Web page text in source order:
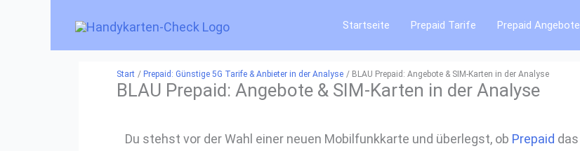
Startseite Prepaid Tarife Prepaid Angebote
Start Prepaid: Günstige 5G Tarife & Anbieter in der Analyse BLAU Prepaid: Angebote & SIM-Karten in der Analyse
BLAU Prepaid: Angebote & SIM-Karten in der Analyse
Du stehst vor der Wahl einer neuen Mobilfunkkarte und überlegst, ob Prepaid das